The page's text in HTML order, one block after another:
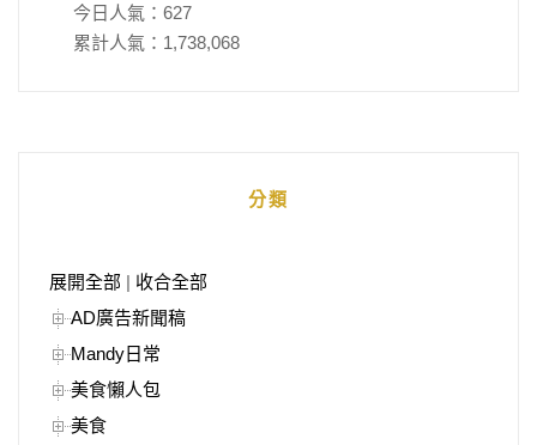
今日人氣： 627
累計人氣： 1,738,068
分類
展開全部 | 收合全部
AD廣告新聞稿
Mandy日常
美食懶人包
美食